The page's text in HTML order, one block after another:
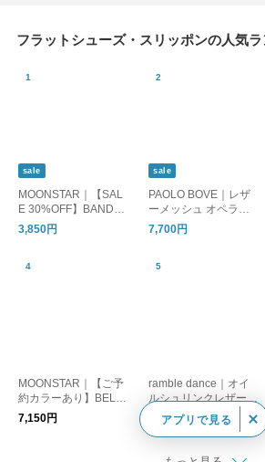
フラットシューズ・スリッポンの人気
sale
MOONSTAR｜【SAL
E 30%OFF】BANDBA
LLET バンドバレー バ
レーシューズ フラッ
3,850円
sale
PAOLO BOVE｜レザ
ーメッシュ オペラシ
ューズ chr-ss26-037
7,700円
MOONSTAR｜【ご予
約カラーあり】BELTE
DU ベルトエデュ(ET0
38)
7,150円
ramble dance｜オイ
ルシュリンクレザー V
カット フラットシュ
ーズ パンプス オケー
352-04631 ランブル
14,080円
アプリで見る